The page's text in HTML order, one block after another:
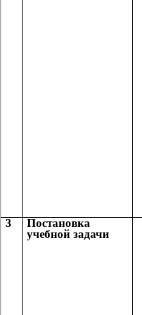
3
Постановка
учебной задачи